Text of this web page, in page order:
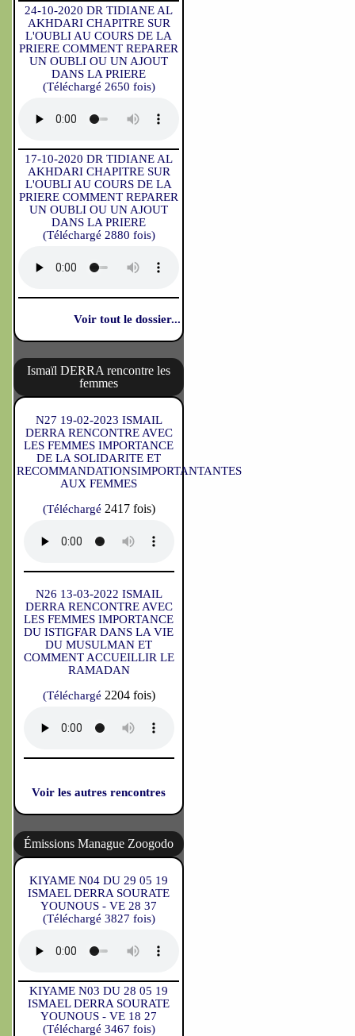
24-10-2020 DR TIDIANE AL
AKHDARI CHAPITRE SUR
L'OUBLI AU COURS DE LA
PRIERE COMMENT REPARER
UN OUBLI OU UN AJOUT
DANS LA PRIERE
(Téléchargé 2650 fois)
17-10-2020 DR TIDIANE AL
AKHDARI CHAPITRE SUR
L'OUBLI AU COURS DE LA
PRIERE COMMENT REPARER
UN OUBLI OU UN AJOUT
DANS LA PRIERE
(Téléchargé 2880 fois)
Voir tout le dossier...
Ismaïl DERRA rencontre les
femmes
N27 19-02-2023 ISMAIL
DERRA RENCONTRE AVEC
LES FEMMES IMPORTANCE
DE LA SOLIDARITE ET
RECOMMANDATIONSIMPORTANTANTES
AUX FEMMES
(Téléchargé 2417 fois)
N26 13-03-2022 ISMAIL
DERRA RENCONTRE AVEC
LES FEMMES IMPORTANCE
DU ISTIGFAR DANS LA VIE
DU MUSULMAN ET
COMMENT ACCUEILLIR LE
RAMADAN
(Téléchargé 2204 fois)
Voir les autres rencontres
Émissions Manague Zoogodo
KIYAME N04 DU 29 05 19
ISMAEL DERRA SOURATE
YOUNOUS - VE 28 37
(Téléchargé 3827 fois)
KIYAME N03 DU 28 05 19
ISMAEL DERRA SOURATE
YOUNOUS - VE 18 27
(Téléchargé 3467 fois)